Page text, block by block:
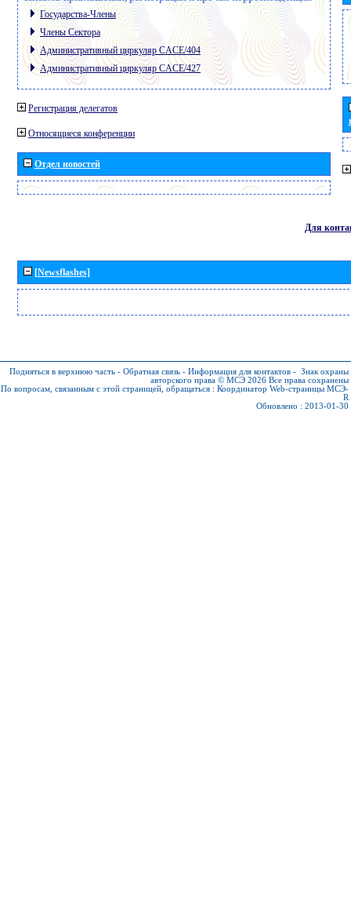
Государства-Члены
Члены Сектора
Административный циркуляр CACE/404
Административный циркуляр CACE/427
Регистрация делегатов
Относящиеся конференции
Отдел новостей
Для
[Newsflashes]
Подняться в верхнюю часть - Обратная связь - Информация для контактов - Знак охраны
авторского права © МСЭ 2026 Все права сохранены
По вопросам, связанным с этой страницей, обращаться : Координатор Web-страницы МСЭ-
R
Обновлено : 2013-01-30